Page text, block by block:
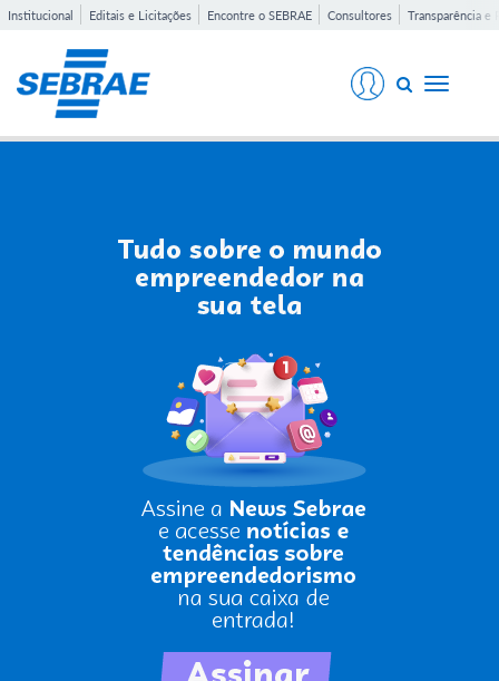
Institucional Editais e Licitações Encontre o SEBRAE Consultores Transparência e
Toggle